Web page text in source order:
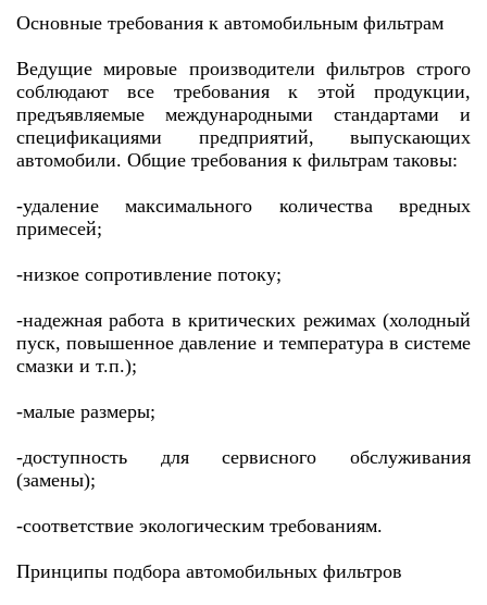
Основные требования к автомобильным фильтрам
Ведущие мировые производители фильтров строго
соблюдают все требования к этой продукции,
предъявляемые международными стандартами и
спецификациями предприятий, выпускающих
автомобили. Общие требования к фильтрам таковы:
-удаление максимального количества вредных
примесей;
-низкое сопротивление потоку;
-надежная работа в критических режимах (холодный
пуск, повышенное давление и температура в системе
смазки и т.п.);
-малые размеры;
-доступность для сервисного обслуживания
(замены);
-соответствие экологическим требованиям.
Принципы подбора автомобильных фильтров